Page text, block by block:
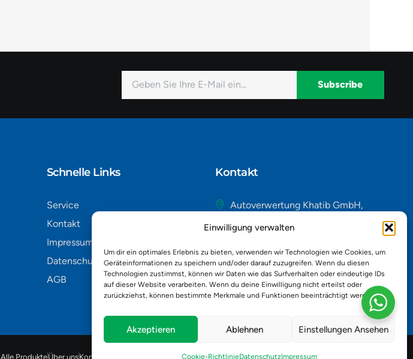
Einwilligung verwalten
Um dir ein optimales Erlebnis zu bieten, verwenden wir Technologien wie Cookies, um
Geräteinformationen zu speichern und/oder darauf zuzugreifen. Wenn du diesen
Technologien zustimmst, können wir Daten wie das Surfverhalten oder eindeutige IDs
auf dieser Website verarbeiten. Wenn du deine Einwilligung nicht erteilst oder
zurückziehst, können bestimmte Merkmale und Funktionen beeinträchtigt werden.
Akzeptieren Ablehnen Einstellungen Ansehen
Cookie-RichtlinieDatenschutzImpressum
Mail
Subscribe
Schnelle Links
Service
Kontakt
Impressum
Datenschutz
AGB
Kontakt
Autoverwertung Khatib GmbH,
Schweiz
admin@autobuchs.ch
043 243 50 30
Alle ProdukteÜber unsKontakt